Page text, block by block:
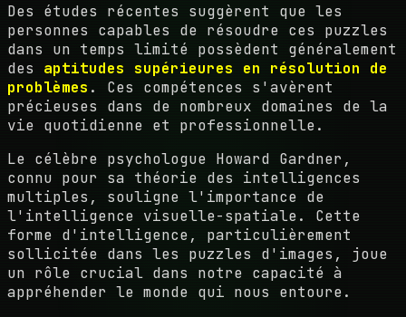
Des études récentes suggèrent que les
personnes capables de résoudre ces puzzles
dans un temps limité possèdent généralement
des aptitudes supérieures en résolution de
problèmes . Ces compétences s'avèrent
précieuses dans de nombreux domaines de la
vie quotidienne et professionnelle.
Le célèbre psychologue Howard Gardner,
connu pour sa théorie des intelligences
multiples, souligne l'importance de
l'intelligence visuelle-spatiale. Cette
forme d'intelligence, particulièrement
sollicitée dans les puzzles d'images, joue
un rôle crucial dans notre capacité à
appréhender le monde qui nous entoure.